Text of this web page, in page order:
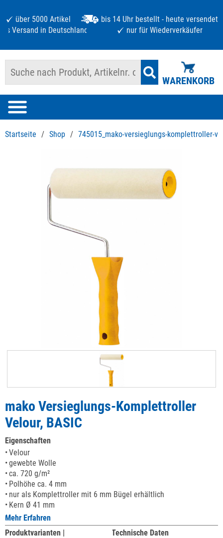
über 5000 Artikel
bis 14 Uhr bestellt - heute versendet
Versand in Deutschland ab 125 €
nur für Wiederverkäufer
WARENKORB
Startseite / Shop / 745015_mako-versieglungs-komplettroller-
mako Versieglungs-Komplettroller
Velour, BASIC
Eigenschaften
Velour
gewebte Wolle
ca. 720 g/m²
Polhöhe ca. 4 mm
nur als Komplettroller mit 6 mm Bügel erhältlich
Kern Ø 41 mm
Mehr Erfahren
Produktvarianten |
Technische Daten